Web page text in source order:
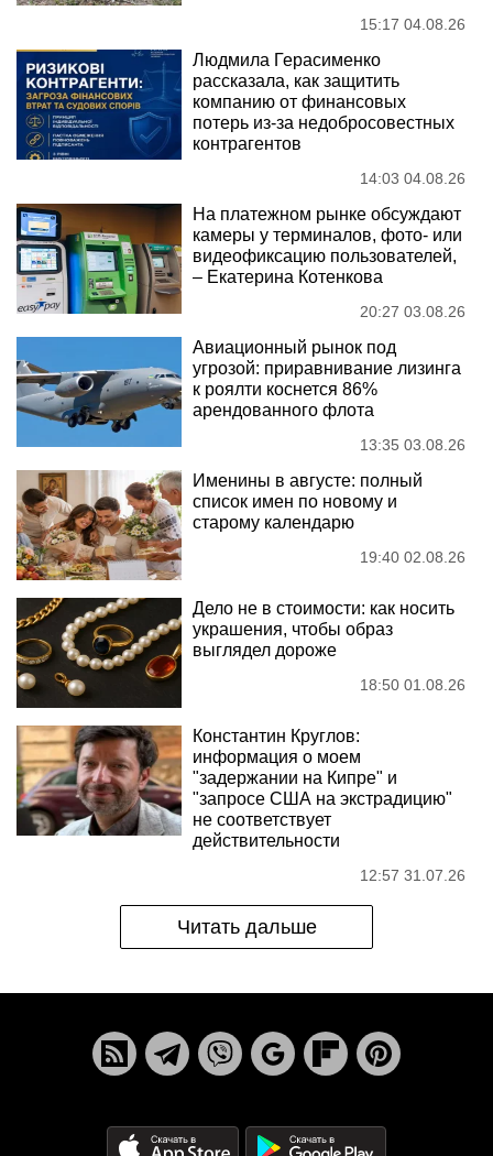
15:17 04.08.26
Людмила Герасименко
рассказала, как защитить
компанию от финансовых
потерь из-за недобросовестных
контрагентов
14:03 04.08.26
На платежном рынке обсуждают
камеры у терминалов, фото- или
видеофиксацию пользователей,
– Екатерина Котенкова
20:27 03.08.26
Авиационный рынок под
угрозой: приравнивание лизинга
к роялти коснется 86%
арендованного флота
13:35 03.08.26
Именины в августе: полный
список имен по новому и
старому календарю
19:40 02.08.26
Дело не в стоимости: как носить
украшения, чтобы образ
выглядел дороже
18:50 01.08.26
Константин Круглов:
информация о моем
"задержании на Кипре" и
"запросе США на экстрадицию"
не соответствует
действительности
12:57 31.07.26
Читать дальше